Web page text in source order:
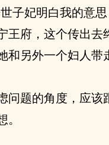
子妃明白我的意
王府，这个传出
和另外一个妇人带
问题的角度，应该